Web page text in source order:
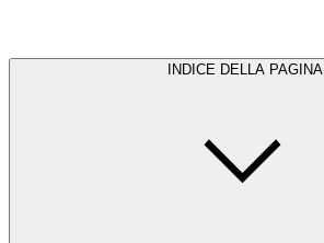
INDICE DELLA PAGINA